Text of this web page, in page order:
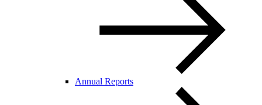
Annual Reports